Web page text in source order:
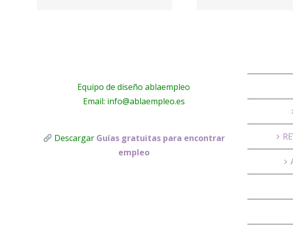
Equipo de diseño ablaempleo
Email: info@ablaempleo.es
Descargar Guías gratuitas para encontrar
empleo